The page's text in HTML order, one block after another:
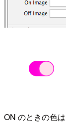
ON のときの色